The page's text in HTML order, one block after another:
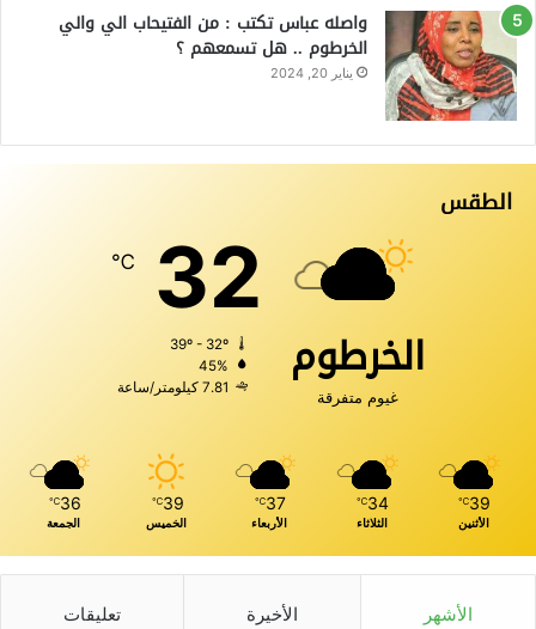
واصله عباس تكتب : من الفتيحاب الي والي
الخرطوم .. هل تسمعهم ؟
يناير 20, 2024
الطقس
الخرطوم
غيوم متفرقة
32
℃
45%
7.81 كيلومتر/ساعة
39
℃
الأثنين
34
℃
الثلاثاء
37
℃
الأربعاء
39
℃
الخميس
36
℃
الجمعة
الأشهر الأخيرة تعليقات